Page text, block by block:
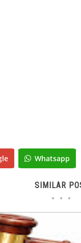
Whatsapp
SIMILAR